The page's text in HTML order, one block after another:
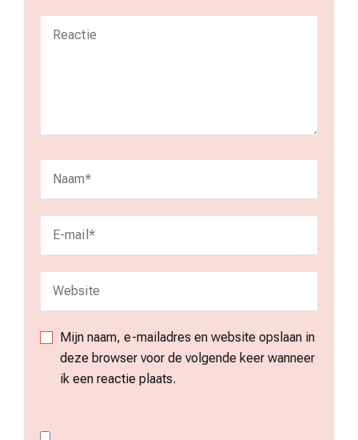
Mijn naam, e-mailadres en website opslaan in
deze browser voor de volgende keer wanneer
ik een reactie plaats.